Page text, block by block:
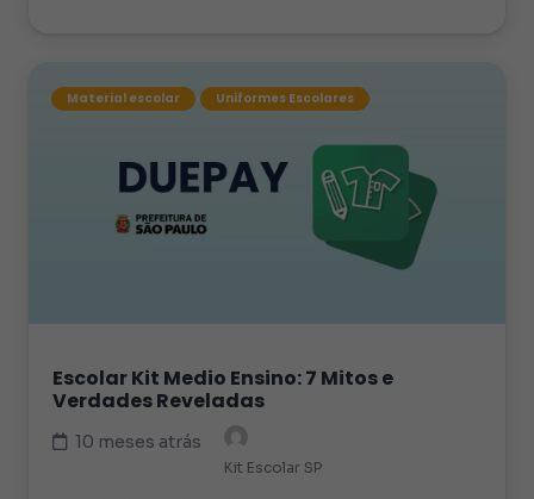
Material escolar Uniformes Escolares
Escolar Kit Medio Ensino: 7 Mitos e
Verdades Reveladas
10 meses atrás
Kit Escolar SP